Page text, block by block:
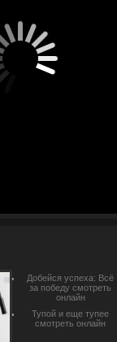
Добейся успеха: Всё
за победу смотреть
онлайн
Тупой и еще тупее
смотреть онлайн